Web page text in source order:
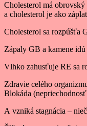
Cholesterol má
a cholesterol je ako
Cholesterol sa rozpúšťa
Zápaly GB a kamene
Vlhko zahusťuje RE sa
Zdravie celého
Blokáda
A vzniká stagnácia –